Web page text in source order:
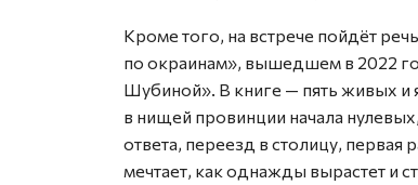
Кроме того, на встрече пойдёт
по окраинам», вышедшем в 2022
Шубиной». В книге — пять живых
в нищей провинции начала
ответа, переезд в столицу, первая
мечтает, как однажды вырастет и